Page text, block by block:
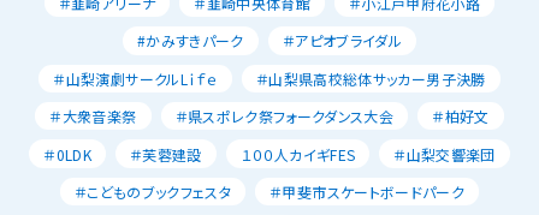
#かみすきパーク
＃アピオブライダル
＃山梨演劇サークルLｉｆｅ
＃山梨県高校総体サッカー男子決勝
＃大衆音楽祭
＃県スポレク祭フォークダンス大会
＃柏好文
＃0LDK
＃芙蓉建設 １００人カイギFES
＃山梨交響楽団
＃こどものブックフェスタ
＃甲斐市スケートボードパーク